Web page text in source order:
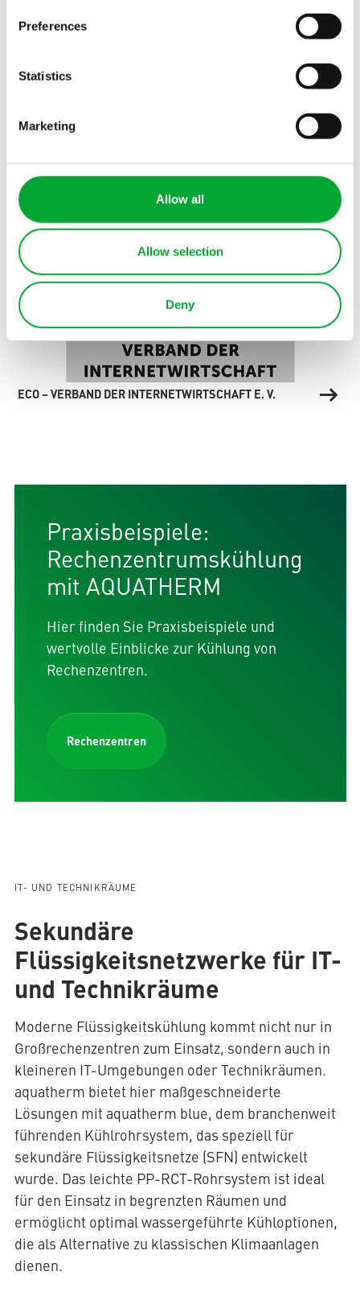
Preferences
Statistics
Marketing
Allow all
Allow selection
Deny
AQUATHERM im Bereich
Rechenzentren
ECO – VERBAND DER INTERNETWIRTSCHAFT E. V.
Praxisbeispiele:
Rechenzentrumskühlung
mit AQUATHERM
Hier finden Sie Praxisbeispiele und
wertvolle Einblicke zur Kühlung von
Rechenzentren.
Rechenzentren
IT- UND TECHNIKRÄUME
Sekundäre
Flüssigkeitsnetzwerke für IT-
und Technikräume
Moderne Flüssigkeitskühlung kommt nicht nur in
Großrechenzentren zum Einsatz, sondern auch in
kleineren IT-Umgebungen oder Technikräumen.
aquatherm bietet hier maßgeschneiderte
Lösungen mit aquatherm blue, dem branchenweit
führenden Kühlrohrsystem, das speziell für
sekundäre Flüssigkeitsnetze (SFN) entwickelt
wurde. Das leichte PP-RCT-Rohrsystem ist ideal
für den Einsatz in begrenzten Räumen und
ermöglicht optimal wassergeführte Kühloptionen,
die als Alternative zu klassischen Klimaanlagen
dienen.